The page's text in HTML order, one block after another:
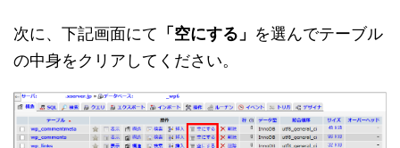
次に、下記画面にて 「空にする」 を選んでテーブル
の中身をクリアしてください。